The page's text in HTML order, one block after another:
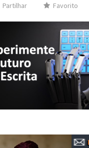
Partilhar Favorito